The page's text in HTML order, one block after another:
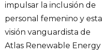
impulsar la inclusión de
personal femenino y esta
visión vanguardista de
Atlas Renewable Energy